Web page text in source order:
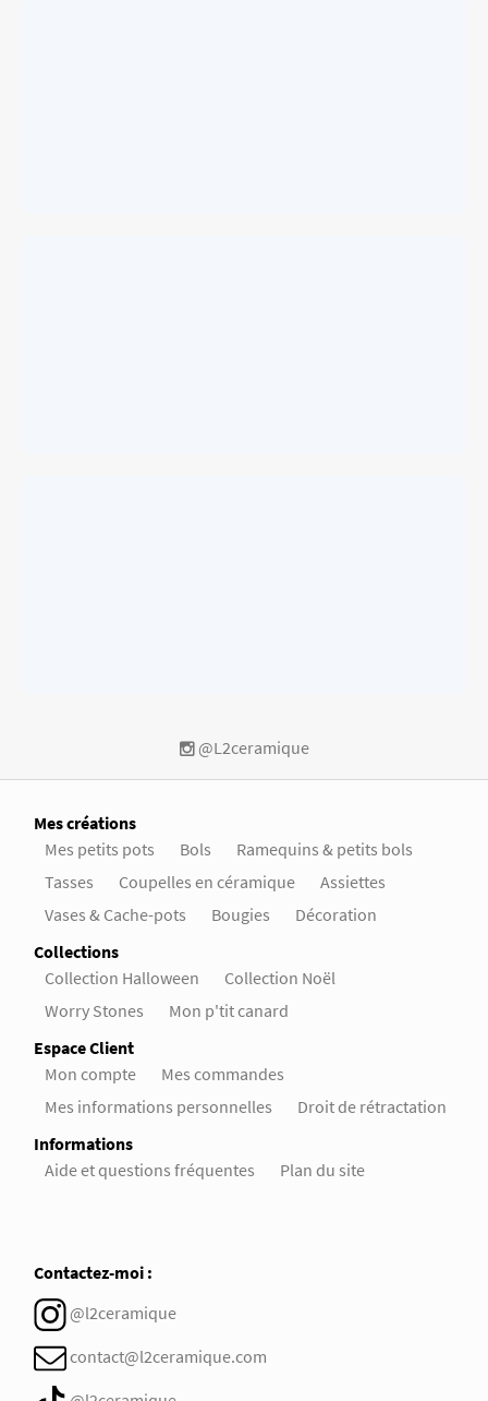
@L2ceramique
Mes créations
Mes petits pots
Bols
Ramequins & petits bols
Tasses
Coupelles en céramique
Assiettes
Vases & Cache-pots
Bougies
Décoration
Collections
Collection Halloween
Collection Noël
Worry Stones
Mon p'tit canard
Espace Client
Mon compte
Mes commandes
Mes informations personnelles
Droit de rétractation
Informations
Aide et questions fréquentes
Plan du site
Contactez-moi :
@l2ceramique
contact@l2ceramique.com